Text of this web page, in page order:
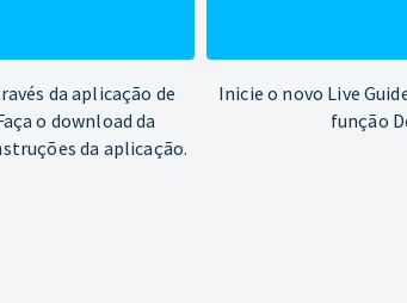
da aplicação de
o download da
da aplicação.
Inicie o novo Live
função